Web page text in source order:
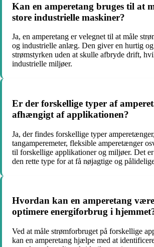
Kan en amperetang bruges til at
store industrielle maskiner?
Ja, en amperetang er velegnet til at måle
og industrielle anlæg. Den giver en hurtig
strømstyrken uden at skulle afbryde drift,
industrielle miljøer.
Er der forskellige typer af
afhængigt af applikationen?
Ja, der findes forskellige typer
tangamperemeter, fleksible amperetænger
til forskellige applikationer og miljøer. Det
den rette type for at få nøjagtige og
Hvordan kan en amperetang
optimere energiforbrug i
Ved at måle strømforbruget på forskellige
kan en amperetang hjælpe med at